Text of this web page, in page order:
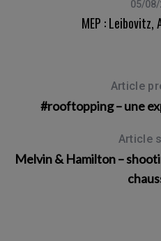
05/
MEP : Leibovitz,
Article
#rooftopping – une
Article
Melvin & Hamilton –